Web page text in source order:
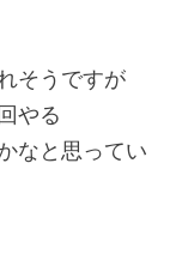
そうですが
やる
なと思ってい